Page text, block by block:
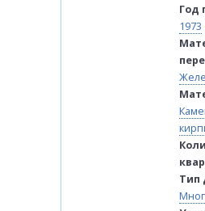
Год
1973
Тип